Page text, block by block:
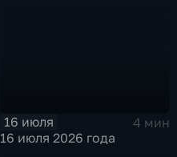
16 июля
4 мин
16 июля 2026 года